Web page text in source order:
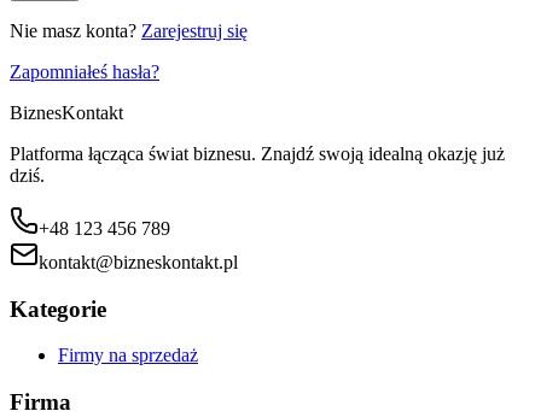
Nie masz konta? Zarejestruj się
Zapomniałeś hasła?
BiznesKontakt
Platforma łącząca świat biznesu. Znajdź swoją idealną okazję już
dziś.
+48 123 456 789
kontakt@bizneskontakt.pl
Kategorie
Firmy na sprzedaż
Firma